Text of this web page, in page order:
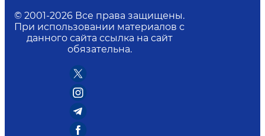
© 2001-2026 Все права защищены.
При использовании материалов с
данного сайта ссылка на сайт
обязательна.